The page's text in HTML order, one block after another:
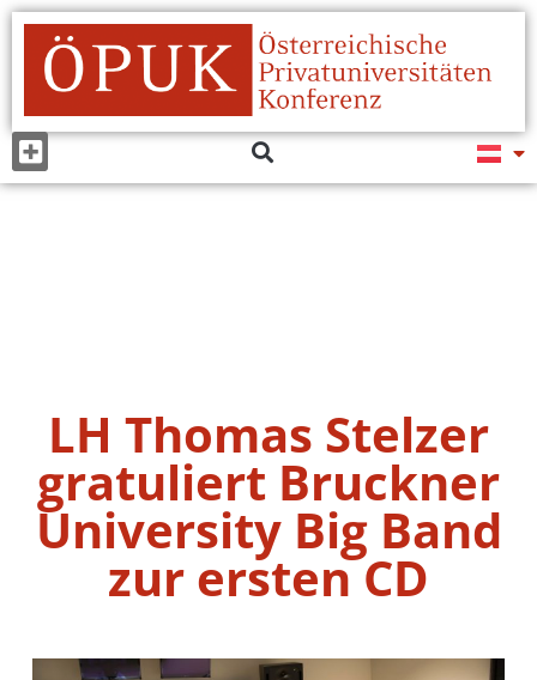
LH Thomas Stelzer
gratuliert Bruckner
University Big Band
zur ersten CD